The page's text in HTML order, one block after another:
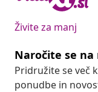
Živite za manj
Naročite se na
Pridružite se več
ponudbe in